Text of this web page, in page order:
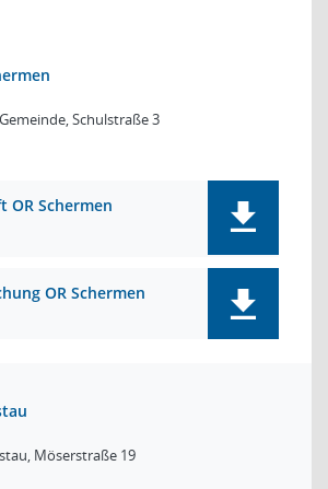
Schulstraße 3
OR Schermen
OR Schermen
Möserstraße 19